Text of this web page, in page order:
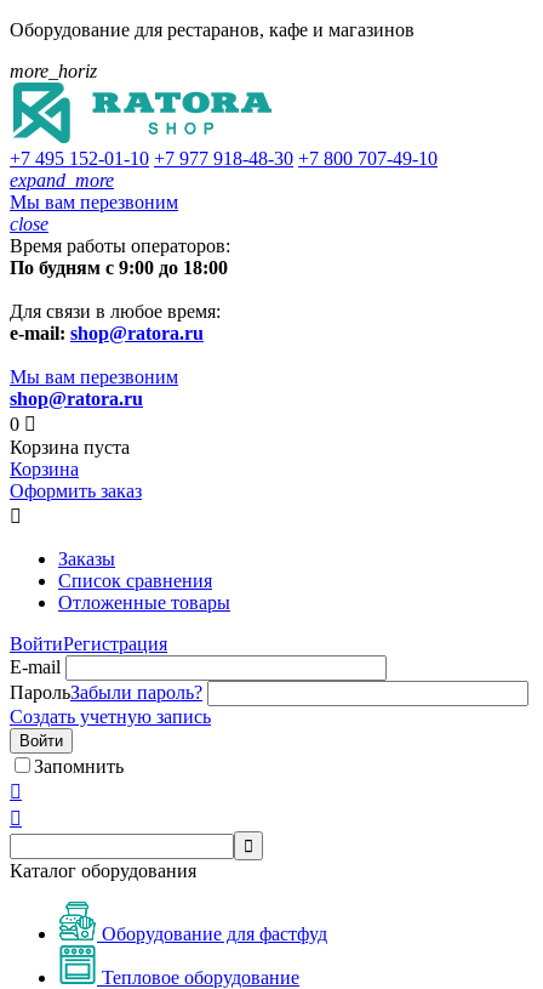
Оборудование для рестаранов, кафе и магазинов
more_horiz
+7 495 152-01-10 +7 977 918-48-30 +7 800 707-49-10
expand_more
Мы вам перезвоним
close
Время работы операторов:
По будням с 9:00 до 18:00
Для связи в любое время:
e-mail: shop@ratora.ru
Мы вам перезвоним
shop@ratora.ru
0 
Корзина пуста
Корзина
Оформить заказ

Заказы
Список сравнения
Отложенные товары
ВойтиРегистрация
E-mail
ПарольЗабыли пароль?
Создать учетную запись
Войти
Запомнить



Каталог оборудования
Оборудование для фастфуд
Тепловое оборудование